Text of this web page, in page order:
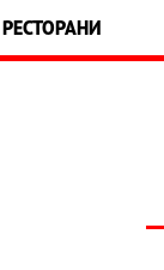
РЕСТОРАНИ